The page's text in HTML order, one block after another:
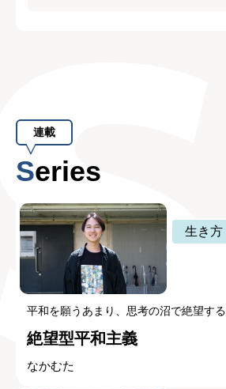
連載
Series
生き方
平和を願うあまり、思考の沼で絶望する
絶望型平和主義
なかむた